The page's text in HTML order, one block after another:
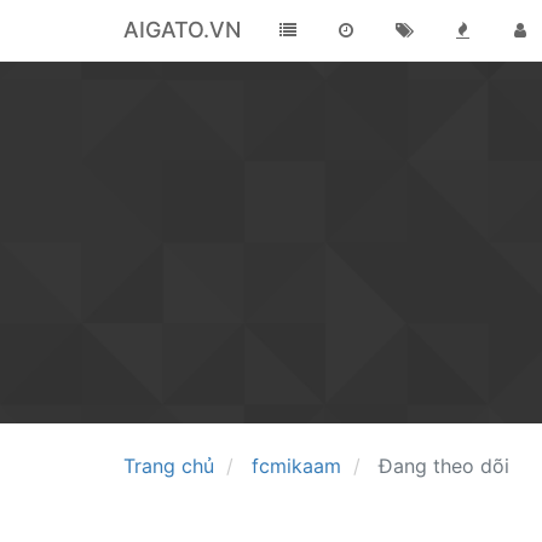
AIGATO.VN
Trang chủ fcmikaam Đang theo dõi